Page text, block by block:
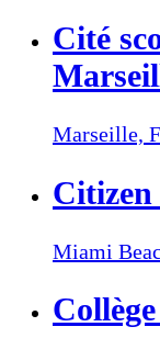
Cité
Marseille,
Miami